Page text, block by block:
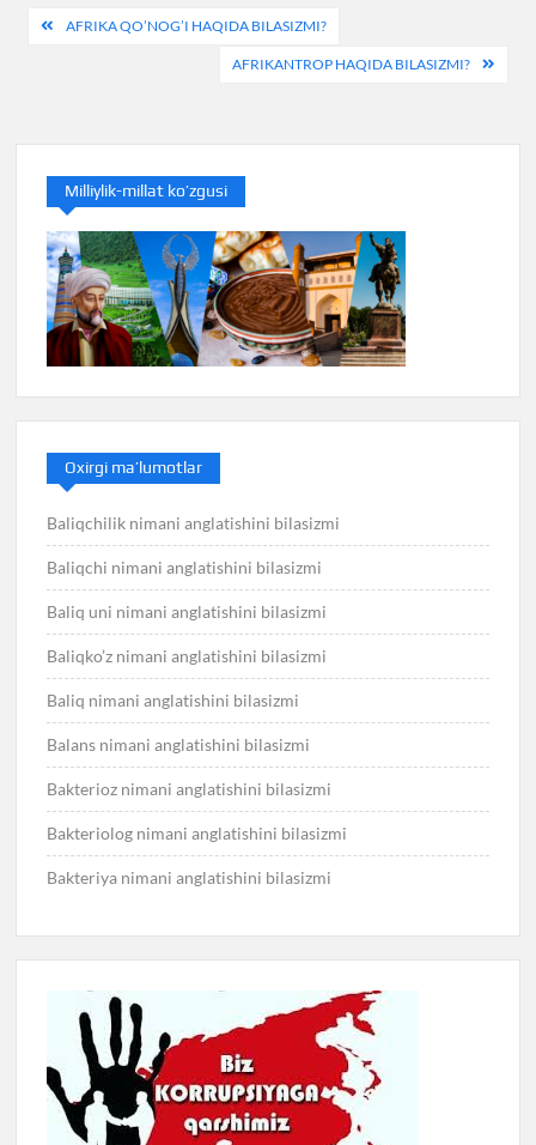
PostAFRIKA QO’NOG’I HAQIDA BILASIZMI?
AFRIKANTROP HAQIDA BILASIZMI?
Milliylik-millat ko’zgusi
Oxirgi ma’lumotlar
Baliqchilik nimani anglatishini bilasizmi
Baliqchi nimani anglatishini bilasizmi
Baliq uni nimani anglatishini bilasizmi
Baliqko’z nimani anglatishini bilasizmi
Baliq nimani anglatishini bilasizmi
Balans nimani anglatishini bilasizmi
Bakterioz nimani anglatishini bilasizmi
Bakteriolog nimani anglatishini bilasizmi
Bakteriya nimani anglatishini bilasizmi